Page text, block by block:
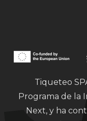
Tiqueteo
Programa de la
Next, y ha